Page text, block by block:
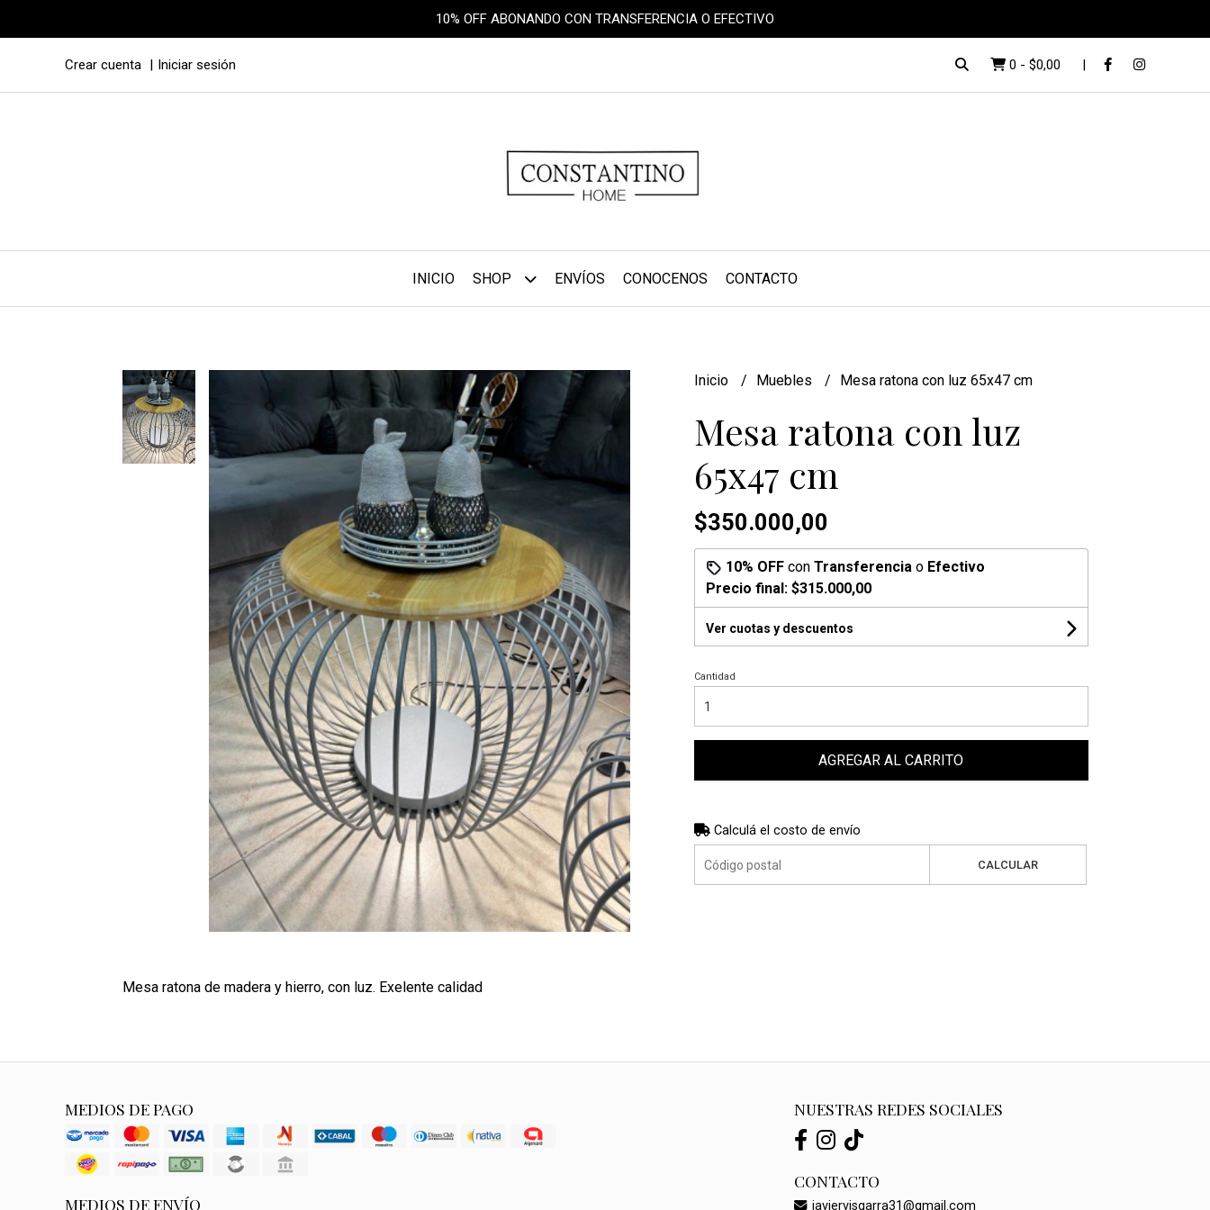
10% OFF ABONANDO CON TRANSFERENCIA O EFECTIVO
Crear cuenta Iniciar sesión 0 - $0,00
INICIO SHOP ENVÍOS CONOCENOS CONTACTO
Mesa ratona de madera y hierro, con luz. Exelente calidad
Inicio Muebles Mesa ratona con luz 65x47 cm
Mesa ratona con luz
65x47 cm
$350.000,00
10% OFFcon Transferenciao Efectivo
Precio final: $315.000,00
Ver cuotas y descuentos
Cantidad
AGREGAR AL CARRITO
Calculá el costo de envío
CALCULAR
MEDIOS DE PAGO
MEDIOS DE ENVÍO
NUESTRAS REDES SOCIALES
CONTACTO
javiervisgarra31@gmail.com